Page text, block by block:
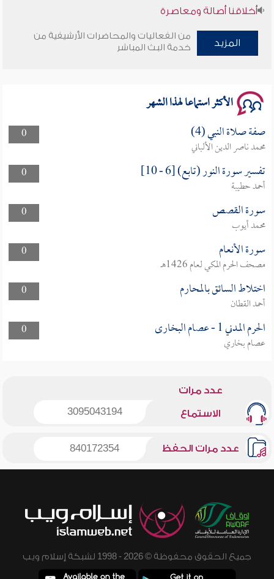
أخلاقنا أصالة ومعاصرة
وأمنهم من خوف 9
المزيد
من الفعاليات والمحاضرات الأرشيفية من
خدمة البث المباشر
الأكثر استماعا لهذا الشهر
0 صفة صلاة النبي (4)
محمد ناصر الدين الألباني
0
تفسير سورة النور (تابع) [6 - 10]
أحمد حطيبة
0
سورة القصص
محمد أيوب
0
سورة الأنعام
مصحف الحرم المكي لعام 1426هـ
0
اختلاط السائق بالمحارم
أحمد القطان
0
الحرم المدني 1 - عصام البخارى
عصام بخاري
عدد مرات
الاستماع 3095043194
عدد مرات الحفظ 840172354
جميع الحقوق محفوظة © 2026 - 1998 لشبكة إسلام ويب